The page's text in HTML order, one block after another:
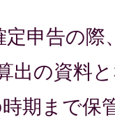
申告の際
出の資料
期まで保